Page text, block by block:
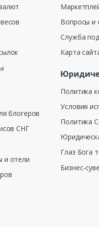
блогеров
СНГ
и отели
Вопросы и
Служба
Карта
Политика
Условия
Политика
Глаз Бога
Бизнес-